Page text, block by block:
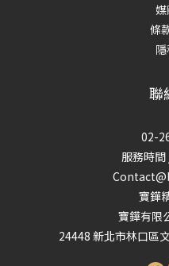
條
聯
02-
服務時
寶鏵
寶鏵有限
24448 新北市林口區